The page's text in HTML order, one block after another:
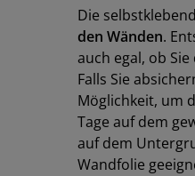
Die
den Wänden.
auch egal, ob
Falls Sie
Möglichkeit, um
Tage auf dem
auf dem
Wandfolie